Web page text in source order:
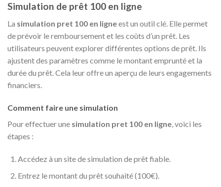
Simulation de prêt 100 en ligne
La simulation pret 100 en ligneest un outil clé. Elle permet
de prévoir le remboursement et les coûts d’un prêt. Les
utilisateurs peuvent explorer différentes options de prêt. Ils
ajustent des paramètres comme le montant emprunté et la
durée du prêt. Cela leur offre un aperçu de leurs engagements
financiers.
Comment faire une simulation
Pour effectuer une simulation pret 100 en ligne , voici les
étapes :
Accédez à un site de simulation de prêt fiable.
Entrez le montant du prêt souhaité (100€).